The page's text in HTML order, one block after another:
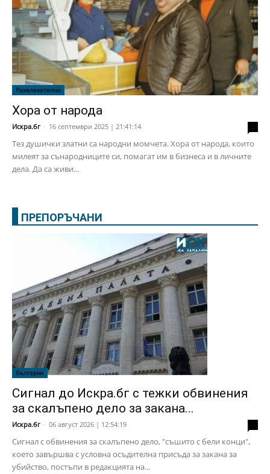
Развлекателно
Хора от народа
Искра.бг - 16 септември 2025 | 21:41:14
Тез душички златни са народни момчета. Хора от народа, които
милеят за сънародниците си, помагат им в бизнеса и в личните
дела. Да са живи...
ПРЕПОРЪЧАНИ
България
Сигнал до Искра.бг с тежки обвинения
за скалъпено дело за закана...
Искра.бг - 06 август 2026 | 12:54:19
Сигнал с обвинения за скалъпено дело, "съшито с бели конци",
което завършва с условна осъдителна присъда за закана за
убийство, постъпи в редакцията на...